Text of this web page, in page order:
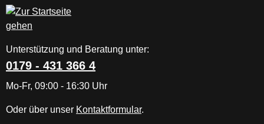
Unterstützung und Beratung unter:
0179 - 431 366 4
Mo-Fr, 09:00 - 16:30 Uhr
Oder über unser Kontaktformular.